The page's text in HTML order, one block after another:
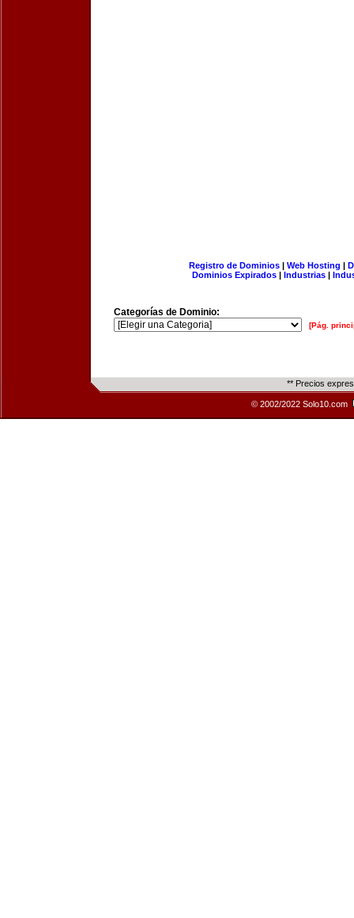
Registro de Dominios| Web Hosting |
Dominios Expirados | Industrias |
Categorías de Dominio:
[Pág.
** Precios
© 2002/2022 Solo10.com